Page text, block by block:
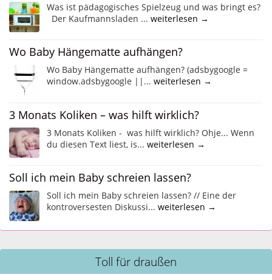
Was ist pädagogisches Spielzeug und was bringt es?
Der Kaufmannsladen ... weiterlesen →
Wo Baby Hängematte aufhängen?
Wo Baby Hängematte aufhängen? (adsbygoogle =
window.adsbygoogle ||... weiterlesen →
3 Monats Koliken – was hilft wirklich?
3 Monats Koliken - was hilft wirklich? Ohje... Wenn
du diesen Text liest, is... weiterlesen →
Soll ich mein Baby schreien lassen?
Soll ich mein Baby schreien lassen? // Eine der
kontroversesten Diskussi... weiterlesen →
Toll für draußen